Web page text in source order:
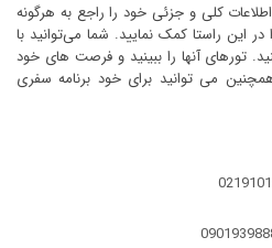
کلی و جزئی خود را راجع به هرگونه
این راستا کمک نمایید. شما می‌توانید با
تورهای آنها را ببینید و فرصت های خود
می توانید برای خود برنامه سفری